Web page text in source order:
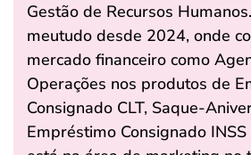
Gestão de Recursos
meutudo desde 2024, onde
mercado financeiro como
Operações nos produtos de
Consignado CLT, Saque-
Empréstimo Consignado